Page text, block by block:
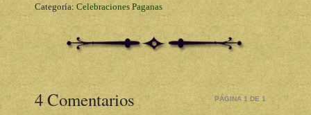
Categoría: Celebraciones Paganas
4 Comentarios PÁGINA 1 DE 1